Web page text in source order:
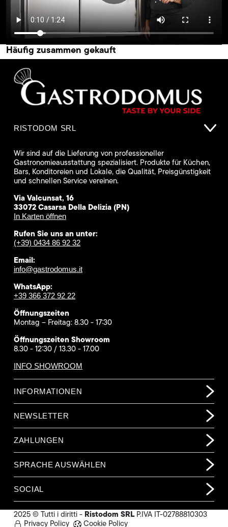
Häufig zusammen gekauft
RISTODOM SRL
Wir sind auf die Lieferung von professioneller
Gastronomieausstattung spezialisiert. Produkte für Küchen,
Bars, Konditoreien und Lokale, die Qualität, Preisgünstigkeit
und schnellen Service vereinen.
Via Valcunsat, 16
33072 Casarsa Della Delizia (PN)
In Karten öffnen
Rufen Sie uns an unter:
(+39) 0434 86 92 32
Email:
info@gastrodomus.it
WhatsApp:
+39 366 372 92 22
Öffnungszeiten
Montag – Freitag: 8.30 - 17:30
Öffnungszeiten Showroom
8.30 - 12:30 / 13.30 - 17.00
INFO SHOWROOM
INFORMATIONEN
NEWSLETTER
ZAHLUNGEN
SPRACHE AUSWÄHLEN
SOCIAL
2025 © Tutti i diritti - Ristodom SRLP.IVA IT-02788810303
Privacy Policy
Cookie Policy